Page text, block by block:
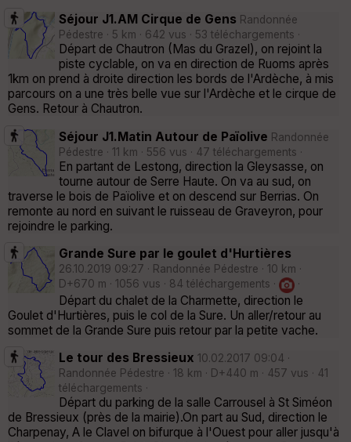
Séjour J1.AM Cirque de Gens Randonnée
Pédestre · 5 km · 642 vus · 53 téléchargements ·
Départ de Chautron (Mas du Grazel), on rejoint la
piste cyclable, on va en direction de Ruoms après
1km on prend à droite direction les bords de l'Ardèche, à mis
parcours on a une très belle vue sur l'Ardèche et le cirque de
Gens. Retour à Chautron.
Séjour J1.Matin Autour de Païolive Randonnée
Pédestre · 11 km · 556 vus · 47 téléchargements ·
En partant de Lestong, direction la Gleysasse, on
tourne autour de Serre Haute. On va au sud, on
traverse le bois de Païolive et on descend sur Berrias. On
remonte au nord en suivant le ruisseau de Graveyron, pour
rejoindre le parking.
Grande Sure par le goulet d'Hurtières
26.10.2019 09:27 · Randonnée Pédestre · 10 km ·
D+670 m · 1056 vus · 84 téléchargements ·
·
Départ du chalet de la Charmette, direction le
Goulet d'Hurtières, puis le col de la Sure. Un aller/retour au
sommet de la Grande Sure puis retour par la petite vache.
Le tour des Bressieux 10.02.2017 09:04 ·
Randonnée Pédestre · 18 km · D+440 m · 457 vus · 41
téléchargements ·
Départ du parking de la salle Carrousel à St Siméon
de Bressieux (près de la mairie).On part au Sud, direction le
Charpenay, A le Clavel on bifurque à l'Ouest pour aller jusqu'à